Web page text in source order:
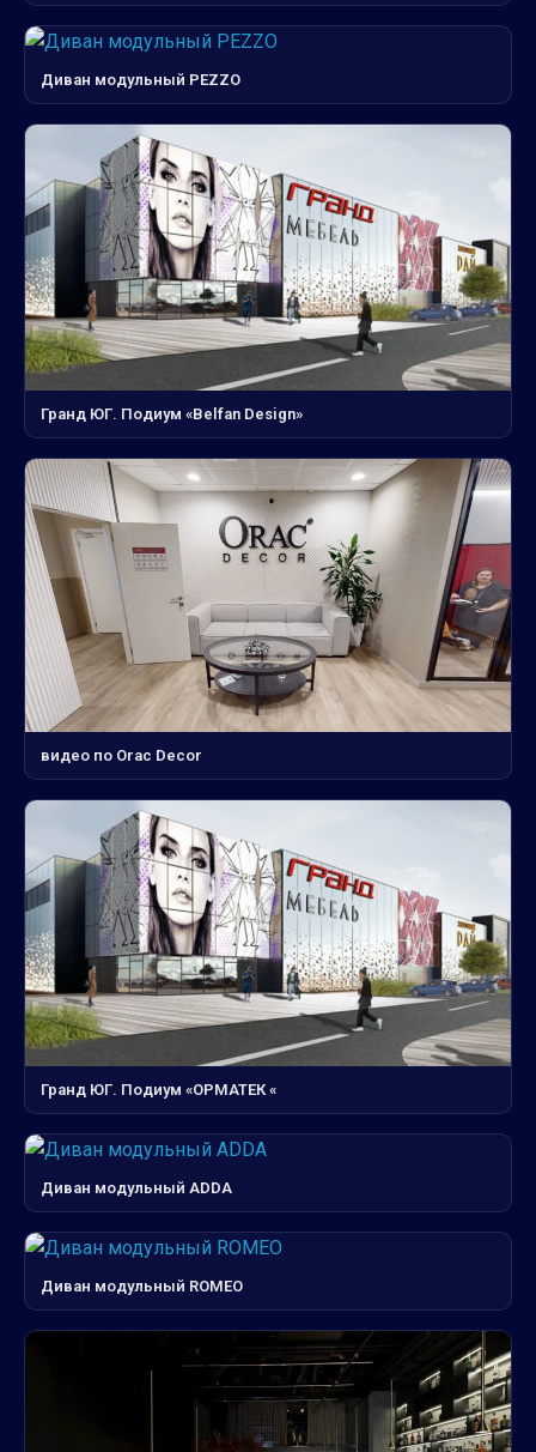
Диван модульный PEZZO
Гранд ЮГ. Подиум «Belfan Design»
видео по Orac Decor
Гранд ЮГ. Подиум «ОРМАТЕК «
Диван модульный ADDA
Диван модульный ROMEO